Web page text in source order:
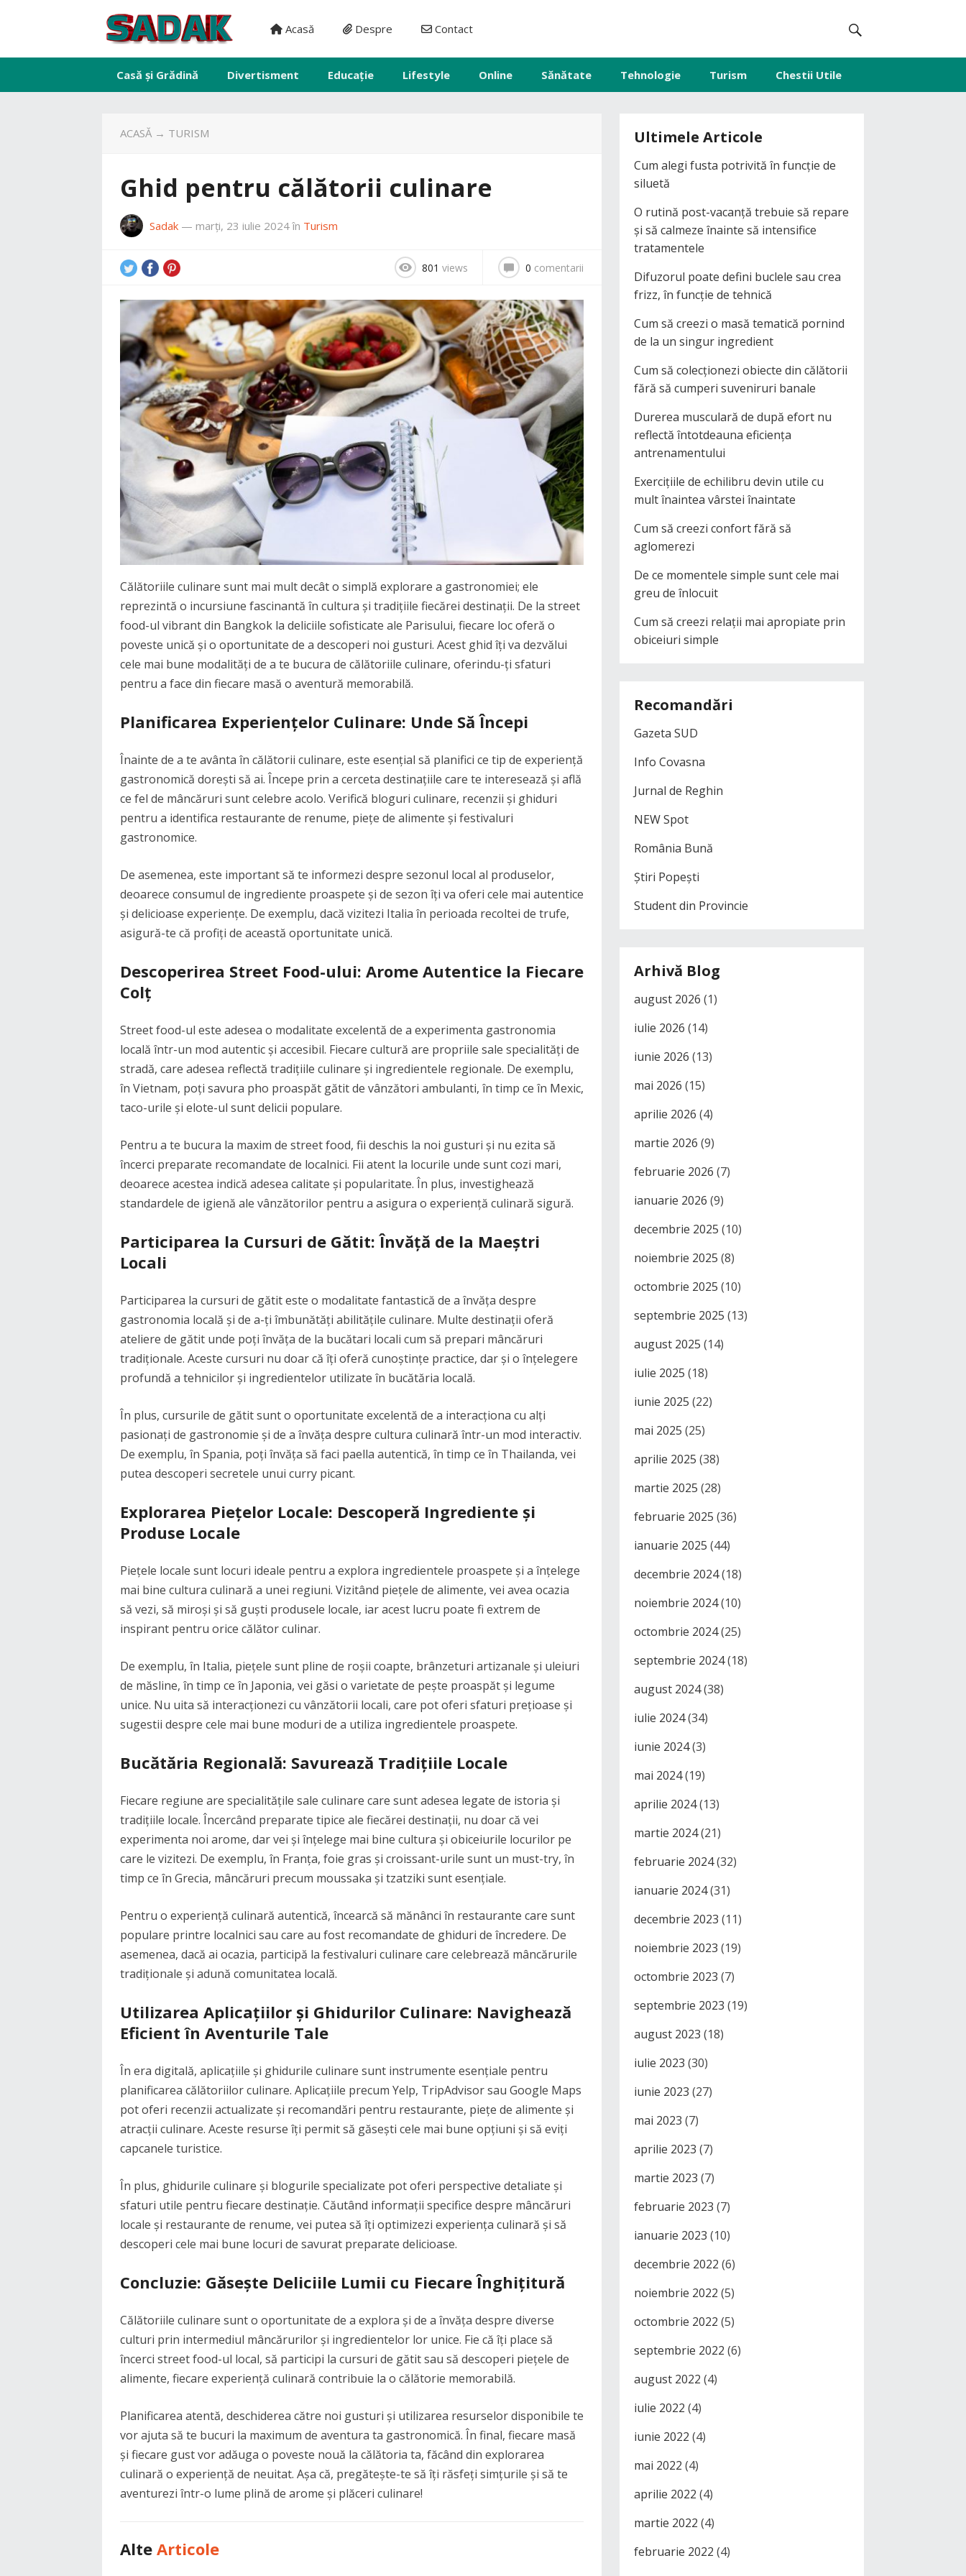
Acasă Despre Contact
Casă și Grădină Divertisment Educație Lifestyle Online Sănătate Tehnologie Turism Chestii Utile
ACASĂ→ TURISM
Ghid pentru călătorii culinare
Sadak — marți, 23 iulie 2024 în Turism
801 views 0 comentarii
Călătoriile culinare sunt mai mult decât o simplă explorare a gastronomiei; ele
reprezintă o incursiune fascinantă în cultura și tradițiile fiecărei destinații. De la street
food-ul vibrant din Bangkok la deliciile sofisticate ale Parisului, fiecare loc oferă o
poveste unică și o oportunitate de a descoperi noi gusturi. Acest ghid îți va dezvălui
cele mai bune modalități de a te bucura de călătoriile culinare, oferindu-ți sfaturi
pentru a face din fiecare masă o aventură memorabilă.
Planificarea Experiențelor Culinare: Unde Să Începi
Înainte de a te avânta în călătorii culinare, este esențial să planifici ce tip de experiență
gastronomică dorești să ai. Începe prin a cerceta destinațiile care te interesează și află
ce fel de mâncăruri sunt celebre acolo. Verifică bloguri culinare, recenzii și ghiduri
pentru a identifica restaurante de renume, piețe de alimente și festivaluri
gastronomice.
De asemenea, este important să te informezi despre sezonul local al produselor,
deoarece consumul de ingrediente proaspete și de sezon îți va oferi cele mai autentice
și delicioase experiențe. De exemplu, dacă vizitezi Italia în perioada recoltei de trufe,
asigură-te că profiți de această oportunitate unică.
Descoperirea Street Food-ului: Arome Autentice la Fiecare
Colț
Street food-ul este adesea o modalitate excelentă de a experimenta gastronomia
locală într-un mod autentic și accesibil. Fiecare cultură are propriile sale specialități de
stradă, care adesea reflectă tradițiile culinare și ingredientele regionale. De exemplu,
în Vietnam, poți savura pho proaspăt gătit de vânzători ambulanti, în timp ce în Mexic,
taco-urile și elote-ul sunt delicii populare.
Pentru a te bucura la maxim de street food, fii deschis la noi gusturi și nu ezita să
încerci preparate recomandate de localnici. Fii atent la locurile unde sunt cozi mari,
deoarece acestea indică adesea calitate și popularitate. În plus, investighează
standardele de igienă ale vânzătorilor pentru a asigura o experiență culinară sigură.
Participarea la Cursuri de Gătit: Învăță de la Maeștri
Locali
Participarea la cursuri de gătit este o modalitate fantastică de a învăța despre
gastronomia locală și de a-ți îmbunătăți abilitățile culinare. Multe destinații oferă
ateliere de gătit unde poți învăța de la bucătari locali cum să prepari mâncăruri
tradiționale. Aceste cursuri nu doar că îți oferă cunoștințe practice, dar și o înțelegere
profundă a tehnicilor și ingredientelor utilizate în bucătăria locală.
În plus, cursurile de gătit sunt o oportunitate excelentă de a interacționa cu alți
pasionați de gastronomie și de a învăța despre cultura culinară într-un mod interactiv.
De exemplu, în Spania, poți învăța să faci paella autentică, în timp ce în Thailanda, vei
putea descoperi secretele unui curry picant.
Explorarea Piețelor Locale: Descoperă Ingrediente și
Produse Locale
Piețele locale sunt locuri ideale pentru a explora ingredientele proaspete și a înțelege
mai bine cultura culinară a unei regiuni. Vizitând piețele de alimente, vei avea ocazia
să vezi, să miroși și să guști produsele locale, iar acest lucru poate fi extrem de
inspirant pentru orice călător culinar.
De exemplu, în Italia, piețele sunt pline de roșii coapte, brânzeturi artizanale și uleiuri
de măsline, în timp ce în Japonia, vei găsi o varietate de pește proaspăt și legume
unice. Nu uita să interacționezi cu vânzătorii locali, care pot oferi sfaturi prețioase și
sugestii despre cele mai bune moduri de a utiliza ingredientele proaspete.
Bucătăria Regională: Savurează Tradițiile Locale
Fiecare regiune are specialitățile sale culinare care sunt adesea legate de istoria și
tradițiile locale. Încercând preparate tipice ale fiecărei destinații, nu doar că vei
experimenta noi arome, dar vei și înțelege mai bine cultura și obiceiurile locurilor pe
care le vizitezi. De exemplu, în Franța, foie gras și croissant-urile sunt un must-try, în
timp ce în Grecia, mâncăruri precum moussaka și tzatziki sunt esențiale.
Pentru o experiență culinară autentică, încearcă să mănânci în restaurante care sunt
populare printre localnici sau care au fost recomandate de ghiduri de încredere. De
asemenea, dacă ai ocazia, participă la festivaluri culinare care celebrează mâncărurile
tradiționale și adună comunitatea locală.
Utilizarea Aplicațiilor și Ghidurilor Culinare: Navighează
Eficient în Aventurile Tale
În era digitală, aplicațiile și ghidurile culinare sunt instrumente esențiale pentru
planificarea călătoriilor culinare. Aplicațiile precum Yelp, TripAdvisor sau Google Maps
pot oferi recenzii actualizate și recomandări pentru restaurante, piețe de alimente și
atracții culinare. Aceste resurse îți permit să găsești cele mai bune opțiuni și să eviți
capcanele turistice.
În plus, ghidurile culinare și blogurile specializate pot oferi perspective detaliate și
sfaturi utile pentru fiecare destinație. Căutând informații specifice despre mâncăruri
locale și restaurante de renume, vei putea să îți optimizezi experiența culinară și să
descoperi cele mai bune locuri de savurat preparate delicioase.
Concluzie: Găsește Deliciile Lumii cu Fiecare Înghițitură
Călătoriile culinare sunt o oportunitate de a explora și de a învăța despre diverse
culturi prin intermediul mâncărurilor și ingredientelor lor unice. Fie că îți place să
încerci street food-ul local, să participi la cursuri de gătit sau să descoperi piețele de
alimente, fiecare experiență culinară contribuie la o călătorie memorabilă.
Planificarea atentă, deschiderea către noi gusturi și utilizarea resurselor disponibile te
vor ajuta să te bucuri la maximum de aventura ta gastronomică. În final, fiecare masă
și fiecare gust vor adăuga o poveste nouă la călătoria ta, făcând din explorarea
culinară o experiență de neuitat. Așa că, pregătește-te să îți răsfeți simțurile și să te
aventurezi într-o lume plină de arome și plăceri culinare!
Alte Articole
Ultimele Articole
Cum alegi fusta potrivită în funcție de
siluetă
O rutină post-vacanță trebuie să repare
și să calmeze înainte să intensifice
tratamentele
Difuzorul poate defini buclele sau crea
frizz, în funcție de tehnică
Cum să creezi o masă tematică pornind
de la un singur ingredient
Cum să colecționezi obiecte din călătorii
fără să cumperi suveniruri banale
Durerea musculară de după efort nu
reflectă întotdeauna eficiența
antrenamentului
Exercițiile de echilibru devin utile cu
mult înaintea vârstei înaintate
Cum să creezi confort fără să
aglomerezi
De ce momentele simple sunt cele mai
greu de înlocuit
Cum să creezi relații mai apropiate prin
obiceiuri simple
Recomandări
Gazeta SUD
Info Covasna
Jurnal de Reghin
NEW Spot
România Bună
Știri Popești
Student din Provincie
Arhivă Blog
august 2026 (1)
iulie 2026 (14)
iunie 2026 (13)
mai 2026 (15)
aprilie 2026 (4)
martie 2026 (9)
februarie 2026 (7)
ianuarie 2026 (9)
decembrie 2025 (10)
noiembrie 2025 (8)
octombrie 2025 (10)
septembrie 2025 (13)
august 2025 (14)
iulie 2025 (18)
iunie 2025 (22)
mai 2025 (25)
aprilie 2025 (38)
martie 2025 (28)
februarie 2025 (36)
ianuarie 2025 (44)
decembrie 2024(18)
noiembrie 2024(10)
octombrie 2024(25)
septembrie 2024(18)
august 2024(38)
iulie 2024(34)
iunie 2024(3)
mai 2024(19)
aprilie 2024(13)
martie 2024(21)
februarie 2024(32)
ianuarie 2024(31)
decembrie 2023 (11)
noiembrie 2023 (19)
octombrie 2023 (7)
septembrie 2023 (19)
august 2023 (18)
iulie 2023 (30)
iunie 2023 (27)
mai 2023 (7)
aprilie 2023 (7)
martie 2023 (7)
februarie 2023 (7)
ianuarie 2023 (10)
decembrie 2022 (6)
noiembrie 2022 (5)
octombrie 2022 (5)
septembrie 2022 (6)
august 2022 (4)
iulie 2022 (4)
iunie 2022 (4)
mai 2022 (4)
aprilie 2022 (4)
martie 2022 (4)
februarie 2022 (4)